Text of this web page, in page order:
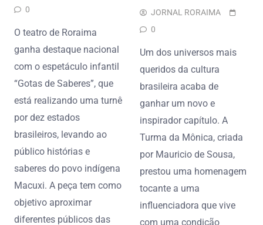
0
O teatro de Roraima
ganha destaque nacional
com o espetáculo infantil
“Gotas de Saberes”, que
está realizando uma turnê
por dez estados
brasileiros, levando ao
público histórias e
saberes do povo indígena
Macuxi. A peça tem como
objetivo aproximar
diferentes públicos das
JORNAL RORAIMA
0
Um dos universos mais
queridos da cultura
brasileira acaba de
ganhar um novo e
inspirador capítulo. A
Turma da Mônica, criada
por Mauricio de Sousa,
prestou uma homenagem
tocante a uma
influenciadora que vive
com uma condição